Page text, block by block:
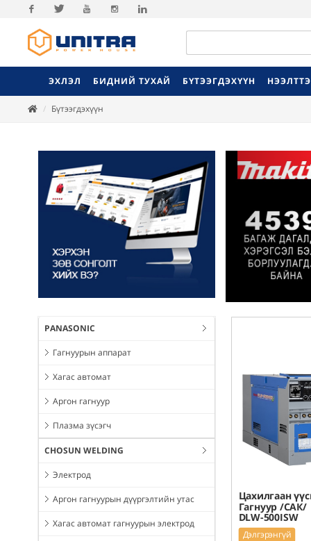
Facebook
ЭХЛЭЛ БИДНИЙ ТУХАЙ БҮТЭЭГДЭХҮҮН
Бүтээгдэхүүн
PANASONIC
Гагнуурын аппарат
Хагас автомат
Аргон гагнуур
Плазма зүсэгч
CHOSUN WELDING
Электрод
Аргон гагнуурын дүүргэлтийн утас
Хагас автомат гагнуурын электрод
Цахилгаан
Гагнуур /САК/
DLW-500ISW
Дэлгэрэнгүй